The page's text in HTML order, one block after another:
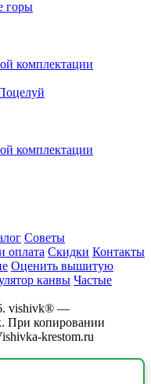
комплектации
комплектации
Советы
оплата Скидки Контакты
Оценить вышитую
канвы Частые
vishivk® —
При копировании
krestom.ru